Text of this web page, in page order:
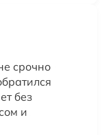
срочно
без
и